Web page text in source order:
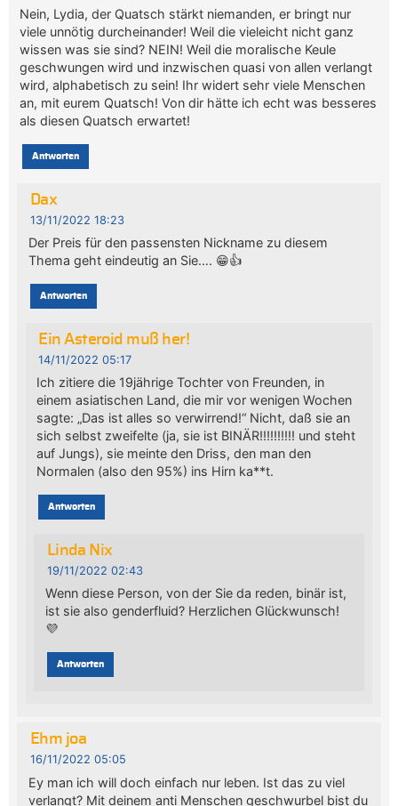
Nein, Lydia, der Quatsch stärkt niemanden, er bringt nur
viele unnötig durcheinander! Weil die vieleicht nicht ganz
wissen was sie sind? NEIN! Weil die moralische Keule
geschwungen wird und inzwischen quasi von allen verlangt
wird, alphabetisch zu sein! Ihr widert sehr viele Menschen
an, mit eurem Quatsch! Von dir hätte ich echt was besseres
als diesen Quatsch erwartet!
Antworten
Dax
13/11/2022 18:23
Der Preis für den passensten Nickname zu diesem
Thema geht eindeutig an Sie…. 😁👍
Antworten
Ein Asteroid muß her!
14/11/2022 05:17
Ich zitiere die 19jährige Tochter von Freunden, in
einem asiatischen Land, die mir vor wenigen Wochen
sagte: „Das ist alles so verwirrend!“ Nicht, daß sie an
sich selbst zweifelte (ja, sie ist BINÄR!!!!!!!!!! und steht
auf Jungs), sie meinte den Driss, den man den
Normalen (also den 95%) ins Hirn ka**t.
Antworten
Linda Nix
19/11/2022 02:43
Wenn diese Person, von der Sie da reden, binär ist,
ist sie also genderfluid? Herzlichen Glückwunsch!
💜
Antworten
Ehm joa
16/11/2022 05:05
Ey man ich will doch einfach nur leben. Ist das zu viel
verlangt? Mit deinem anti Menschen geschwurbel bist du